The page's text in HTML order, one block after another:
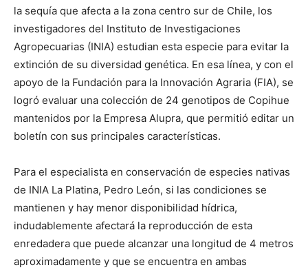
la sequía que afecta a la zona centro sur de Chile, los
investigadores del Instituto de Investigaciones
Agropecuarias (INIA) estudian esta especie para evitar la
extinción de su diversidad genética. En esa línea, y con el
apoyo de la Fundación para la Innovación Agraria (FIA), se
logró evaluar una colección de 24 genotipos de Copihue
mantenidos por la Empresa Alupra, que permitió editar un
boletín con sus principales características.
Para el especialista en conservación de especies nativas
de INIA La Platina, Pedro León, si las condiciones se
mantienen y hay menor disponibilidad hídrica,
indudablemente afectará la reproducción de esta
enredadera que puede alcanzar una longitud de 4 metros
aproximadamente y que se encuentra en ambas